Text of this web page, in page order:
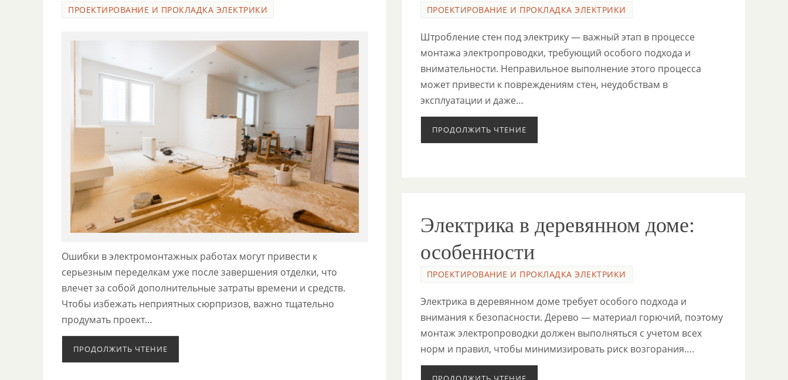
ПРОЕКТИРОВАНИЕ И ПРОКЛАДКА ЭЛЕКТРИКИ
Ошибки в электромонтажных работах могут привести к
серьезным переделкам уже после завершения отделки, что
влечет за собой дополнительные затраты времени и средств.
Чтобы избежать неприятных сюрпризов, важно тщательно
продумать проект…
ПРОДОЛЖИТЬ ЧТЕНИЕ
ПРОЕКТИРОВАНИЕ И ПРОКЛАДКА ЭЛЕКТРИКИ
Штробление стен под электрику — важный этап в процессе
монтажа электропроводки, требующий особого подхода и
внимательности. Неправильное выполнение этого процесса
может привести к повреждениям стен, неудобствам в
эксплуатации и даже…
ПРОДОЛЖИТЬ ЧТЕНИЕ
Электрика в деревянном доме:
особенности
ПРОЕКТИРОВАНИЕ И ПРОКЛАДКА ЭЛЕКТРИКИ
Электрика в деревянном доме требует особого подхода и
внимания к безопасности. Дерево — материал горючий, поэтому
монтаж электропроводки должен выполняться с учетом всех
норм и правил, чтобы минимизировать риск возгорания….